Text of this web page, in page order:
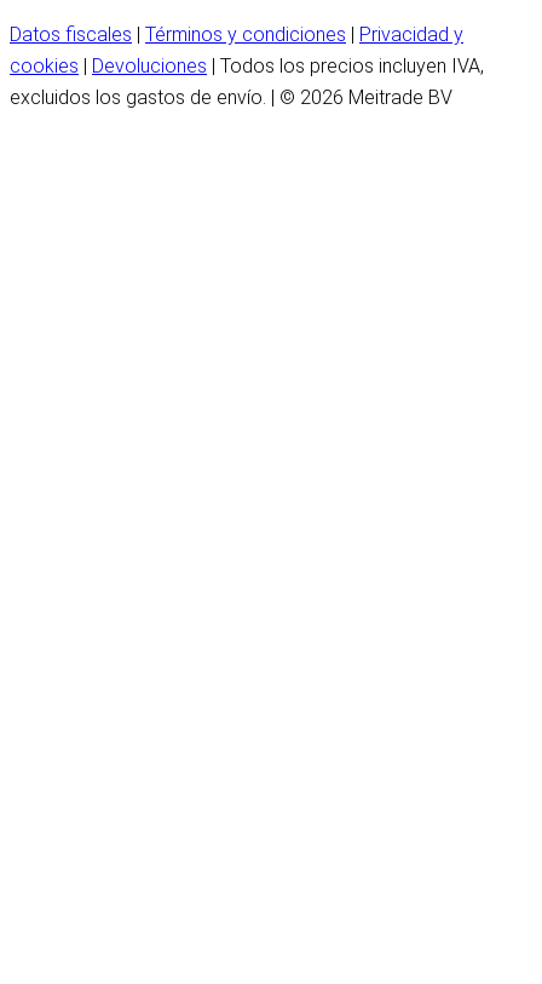
Datos fiscales Términos y condiciones
Privacidad y
cookies
Devoluciones | Todos los precios incluyen IVA,
excluidos los gastos de envío. | © 2026 Meitrade BV